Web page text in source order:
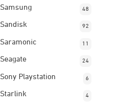
Samsung 48
Sandisk 92
Saramonic 11
Seagate 24
Sony Playstation 6
Starlink 4